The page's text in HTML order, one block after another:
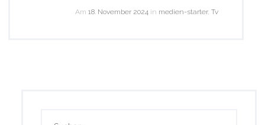
Am 18. November 2024 in medien-starter, Tv